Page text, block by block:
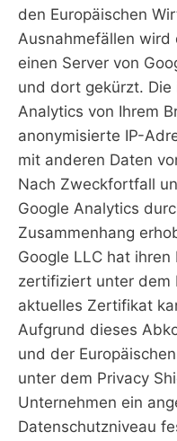
den Europäischen
Ausnahmefällen wird
einen Server von
und dort gekürzt. Die
Analytics von Ihrem
anonymisierte IP-
mit anderen Daten
Nach Zweckfortfall
Google Analytics
Zusammenhang
Google LLC hat
zertifiziert unter dem
aktuelles Zertifikat
Aufgrund dieses
und der
unter dem Privacy
Unternehmen ein
Datenschutzniveau